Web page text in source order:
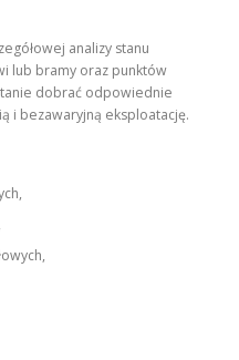
analizy stanu
lub bramy oraz punktów
dobrać odpowiednie
i bezawaryjną eksploatację.